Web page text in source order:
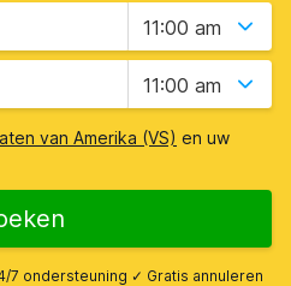
11:00 am
11:00 am
van Amerika (VS) en uw
ondersteuning ✓ Gratis annuleren